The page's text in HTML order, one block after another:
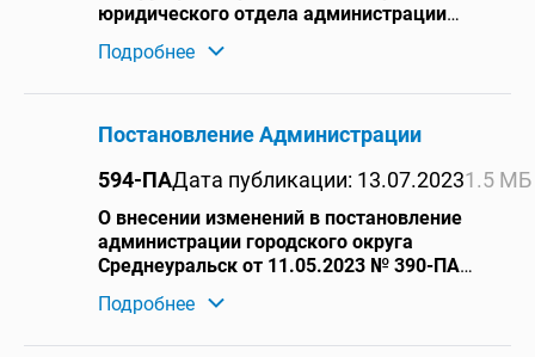
юридического отдела администрации
Подробнее
Постановление Администрации
594-ПАДата публикации: 13.07.20231.5 МБ
О внесении изменений в постановление
администрации городского округа
Среднеуральск от 11.05.2023 № 390-ПА
образовательных организаций
Подробнее